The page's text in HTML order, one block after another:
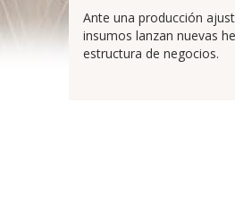
Ante una producción
insumos lanzan nuevas
estructura de negocios.